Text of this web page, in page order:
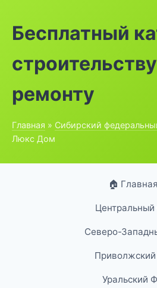
Бесплатный
ремонту
Главная » Сибирский
Люкс Дом
🏠 Главная
Северо-
Уральский